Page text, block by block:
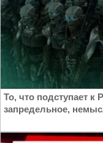
То, что подступает к
запредельное,